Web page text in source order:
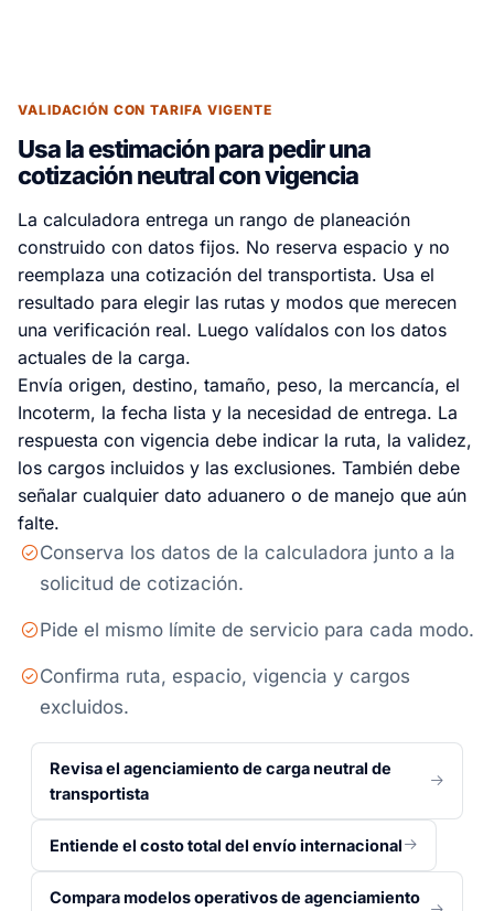
VALIDACIÓN CON TARIFA VIGENTE
Usa la estimación para pedir una
cotización neutral con vigencia
La calculadora entrega un rango de planeación
construido con datos fijos. No reserva espacio y no
reemplaza una cotización del transportista. Usa el
resultado para elegir las rutas y modos que merecen
una verificación real. Luego valídalos con los datos
actuales de la carga.
Envía origen, destino, tamaño, peso, la mercancía, el
Incoterm, la fecha lista y la necesidad de entrega. La
respuesta con vigencia debe indicar la ruta, la validez,
los cargos incluidos y las exclusiones. También debe
señalar cualquier dato aduanero o de manejo que aún
falte.
Conserva los datos de la calculadora junto a la
solicitud de cotización.
Pide el mismo límite de servicio para cada modo.
Confirma ruta, espacio, vigencia y cargos
excluidos.
Revisa el agenciamiento de carga neutral de
transportista
Entiende el costo total del envío internacional
Compara modelos operativos de agenciamiento